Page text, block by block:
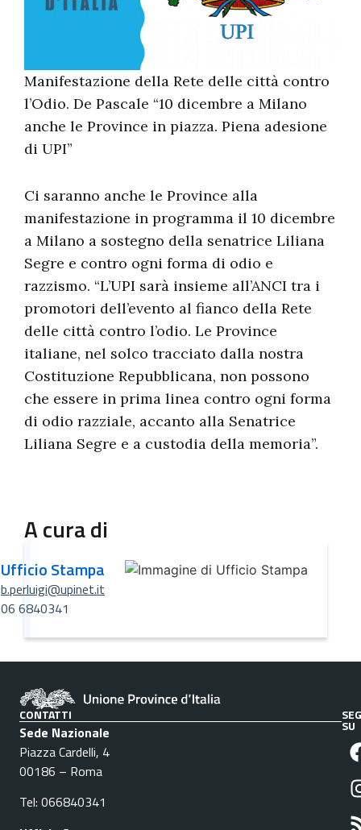
Manifestazione della Rete delle città contro
l’Odio. De Pascale “10 dicembre a Milano
anche le Province in piazza. Piena adesione
di UPI”
Ci saranno anche le Province alla
manifestazione in programma il 10 dicembre
a Milano a sostegno della senatrice Liliana
Segre e contro ogni forma di odio e
razzismo. “L’UPI sarà insieme all’ANCI tra i
promotori dell’evento al fianco della Rete
delle città contro l’odio. Le Province
italiane, nel solco tracciato dalla nostra
Costituzione Repubblicana, non possono
che essere in prima linea contro ogni forma
di odio razziale, accanto alla Senatrice
Liliana Segre e a custodia della memoria”.
A cura di
Ufficio Stampa
b.perluigi@upinet.it
06 6840341
CONTATTI
Sede Nazionale
Piazza Cardelli, 4
00186 – Roma
Tel: 066840341
SU